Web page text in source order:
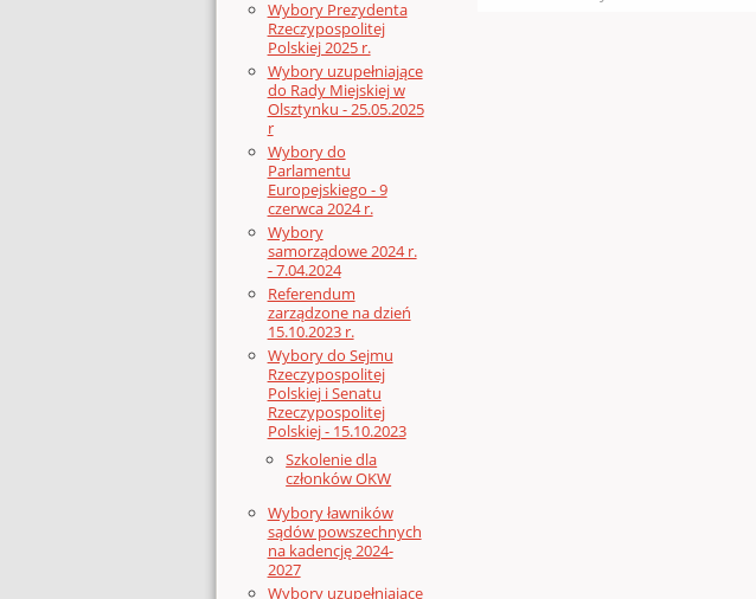
Wybory Prezydenta
Rzeczypospolitej
Polskiej 2025 r.
Wybory uzupełniające
do Rady Miejskiej w
Olsztynku - 25.05.2025
r
Wybory do
Parlamentu
Europejskiego - 9
czerwca 2024 r.
Wybory
samorządowe 2024 r.
- 7.04.2024
Referendum
zarządzone na dzień
15.10.2023 r.
Wybory do Sejmu
Rzeczypospolitej
Polskiej i Senatu
Rzeczypospolitej
Polskiej - 15.10.2023
Szkolenie dla
członków OKW
Wybory ławników
sądów powszechnych
na kadencję 2024-
2027
Wybory uzupełniające